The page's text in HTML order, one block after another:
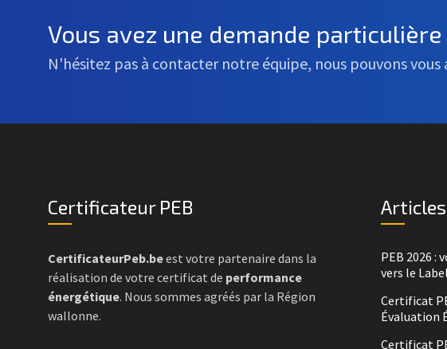
Vous avez une demande particulière
N'hésitez pas à contacter notre équipe, nous pouvons
Certificateur PEB
CertificateurPeb.beest votre partenaire dans la
réalisation de votre certificat de performance
énergétique. Nous sommes agréés par la Région
wallonne.
PEB 2026
vers le
Certificat
Évaluation
Certificat